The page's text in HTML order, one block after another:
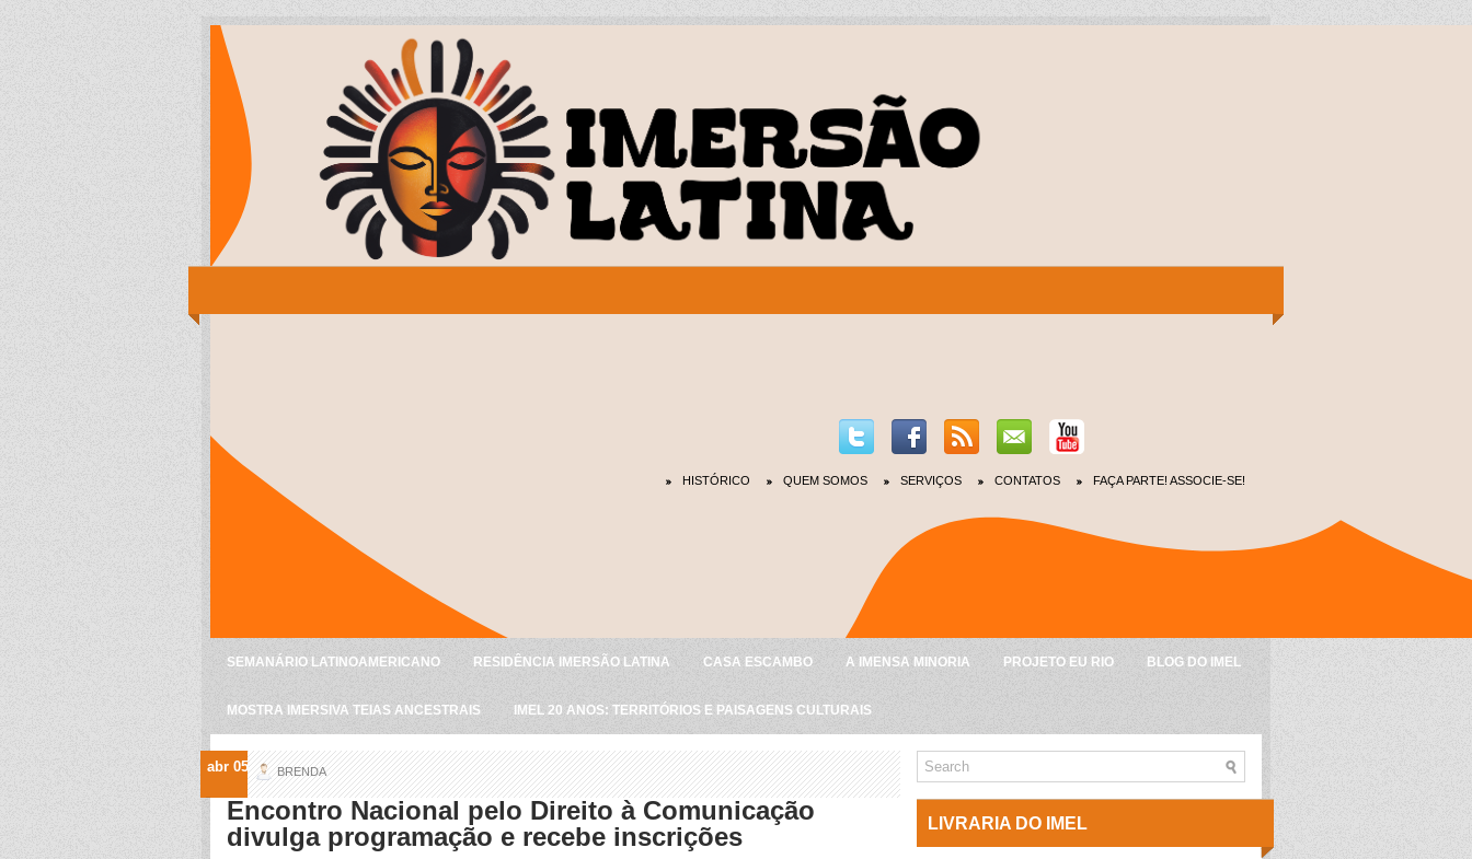
HISTÓRICO QUEM SOMOS SERVIÇOS CONTATOS FAÇA PARTE! ASSOCIE-SE!
SEMANÁRIO LATINOAMERICANO RESIDÊNCIA IMERSÃO LATINA CASA ESCAMBO A IMENSA MINORIA PROJETO EU RIO BLOG DO IMEL
MOSTRA IMERSIVA TEIAS ANCESTRAIS IMEL 20 ANOS: TERRITÓRIOS E PAISAGENS CULTURAIS
abr 05 BRENDA
Encontro Nacional pelo Direito à Comunicação
divulga programação e recebe inscrições
LIVRARIA DO IMEL